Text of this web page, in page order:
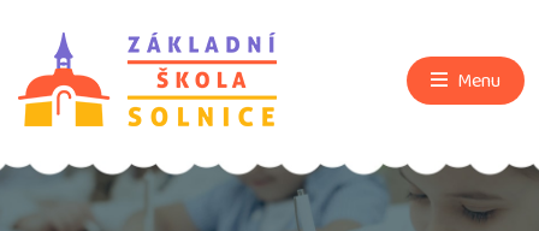
Menu